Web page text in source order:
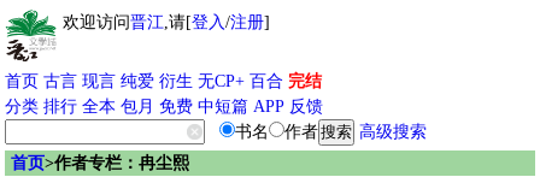
欢迎访问晋江,请[登入/注册]
首页 古言 现言 纯爱 衍生 无CP+ 百合 完结
分类 排行 全本 包月 免费 中短篇 APP 反馈
书名
作者
高级搜索
首页>作者专栏：冉尘熙